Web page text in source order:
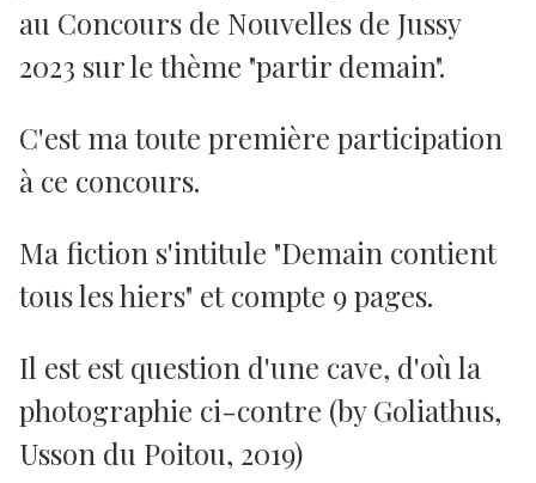
au Concours de Nouvelles de Jussy
2023 sur le thème "partir demain".
C'est ma toute première participation
à ce concours.
Ma fiction s'intitule "Demain contient
tous les hiers" et compte 9 pages.
Il est est question d'une cave, d'où la
photographie ci-contre (by Goliathus,
Usson du Poitou, 2019)